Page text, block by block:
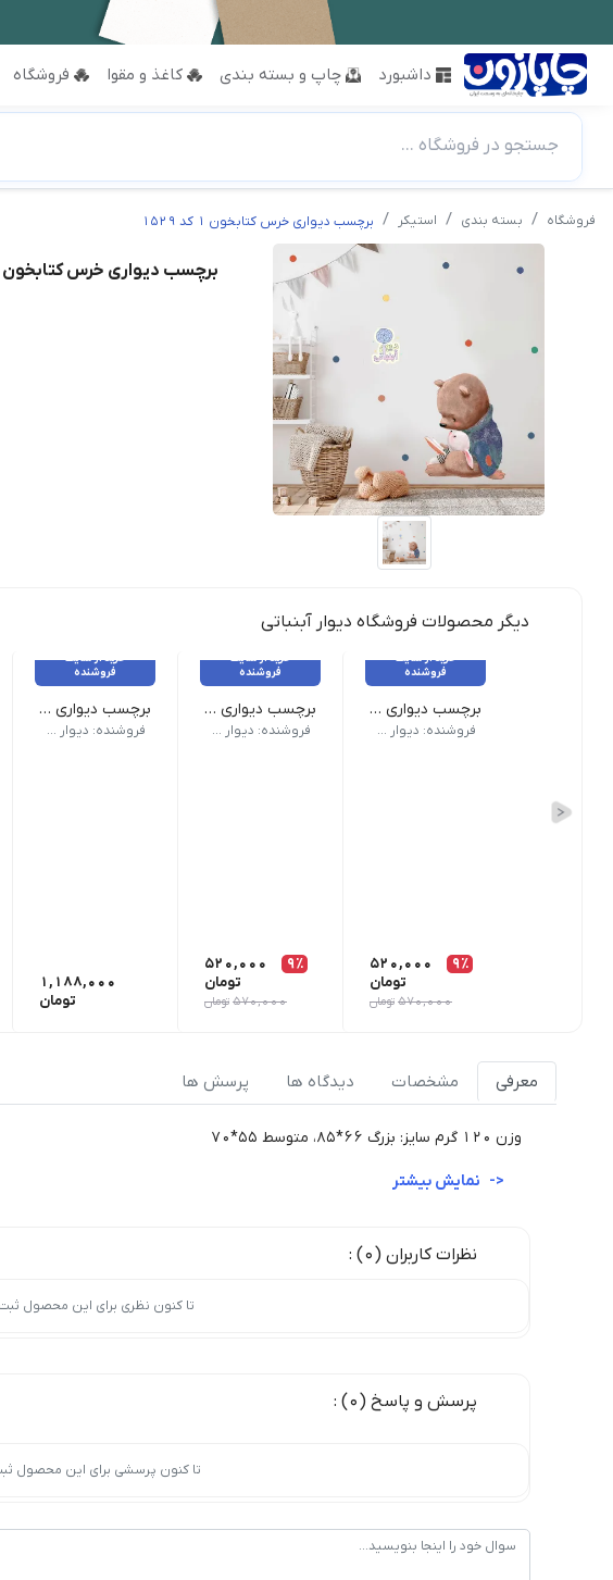
داشبورد چاپ و بسته بندی کاغذ و مقوا فروشگاه
جستجو در فروشگاه ...
فروشگاه بسته بندی استیکر برچسب دیواری خرس کتابخون 1 کد 1529
برچسب دیواری خرس کتابخون 1 کد 1529
دیگر محصولات فروشگاه دیوار آبنباتی
خرید از سایت
فروشنده
برچسب دیواری پاپییون کد 1640
فروشنده: دیوار آبنباتی
9٪
520,000
تومان
570,000 تومان
خرید از سایت
فروشنده
برچسب دیواری پاپییون کد 1640
فروشنده: دیوار آبنباتی
9٪
520,000
تومان
570,000 تومان
خرید از سایت
فروشنده
برچسب دیواری چارت قد شیر کد1655 ارتفاع 150 سانت عرض 60 سانت
فروشنده: دیوار آبنباتی
1,188,000
تومان
معرفی مشخصات دیدگاه ها پرسش ها
وزن 120 گرم سایز: بزرگ 66*85، متوسط 55*70
نظرات کاربران (0) :
تا کنون نظری برای این محصول
پرسش و پاسخ (0) :
تا کنون پرسشی برای این محصول